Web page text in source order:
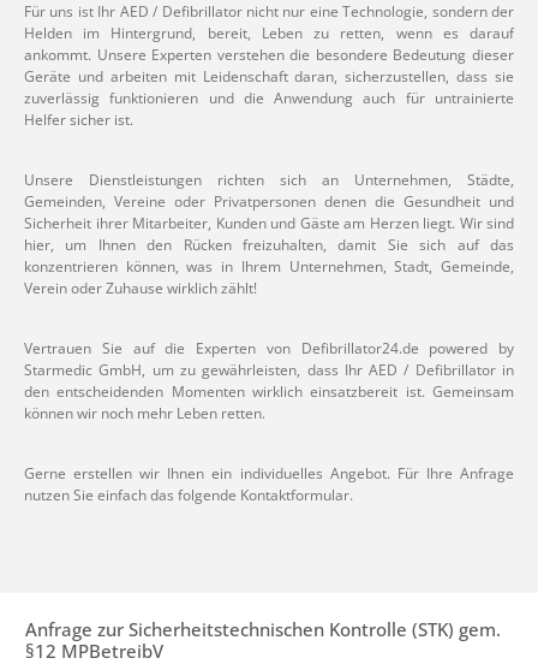
Für uns ist Ihr AED / Defibrillator nicht nur eine Technologie, sondern der
Helden im Hintergrund, bereit, Leben zu retten, wenn es darauf
ankommt. Unsere Experten verstehen die besondere Bedeutung dieser
Geräte und arbeiten mit Leidenschaft daran, sicherzustellen, dass sie
zuverlässig funktionieren und die Anwendung auch für untrainierte
Helfer sicher ist.
Unsere Dienstleistungen richten sich an Unternehmen, Städte,
Gemeinden, Vereine oder Privatpersonen denen die Gesundheit und
Sicherheit ihrer Mitarbeiter, Kunden und Gäste am Herzen liegt. Wir sind
hier, um Ihnen den Rücken freizuhalten, damit Sie sich auf das
konzentrieren können, was in Ihrem Unternehmen, Stadt, Gemeinde,
Verein oder Zuhause wirklich zählt!
Vertrauen Sie auf die Experten von Defibrillator24.de powered by
Starmedic GmbH, um zu gewährleisten, dass Ihr AED / Defibrillator in
den entscheidenden Momenten wirklich einsatzbereit ist. Gemeinsam
können wir noch mehr Leben retten.
Gerne erstellen wir Ihnen ein individuelles Angebot. Für Ihre Anfrage
nutzen Sie einfach das folgende Kontaktformular.
Anfrage zur Sicherheitstechnischen Kontrolle (STK) gem.
§12 MPBetreibV